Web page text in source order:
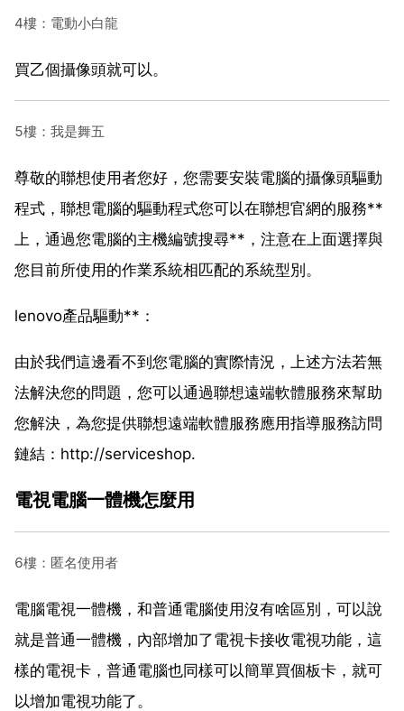
4樓：電動小白龍
買乙個攝像頭就可以。
5樓：我是舞五
尊敬的聯想使用者您好，您需要安裝電腦的攝像頭驅動
程式，聯想電腦的驅動程式您可以在聯想官網的服務**
上，通過您電腦的主機編號搜尋**，注意在上面選擇與
您目前所使用的作業系統相匹配的系統型別。
lenovo產品驅動**：
由於我們這邊看不到您電腦的實際情況，上述方法若無
法解決您的問題，您可以通過聯想遠端軟體服務來幫助
您解決，為您提供聯想遠端軟體服務應用指導服務訪問
鏈結：http://serviceshop.
電視電腦一體機怎麼用
6樓：匿名使用者
電腦電視一體機，和普通電腦使用沒有啥區別，可以說
就是普通一體機，內部增加了電視卡接收電視功能，這
樣的電視卡，普通電腦也同樣可以簡單買個板卡，就可
以增加電視功能了。